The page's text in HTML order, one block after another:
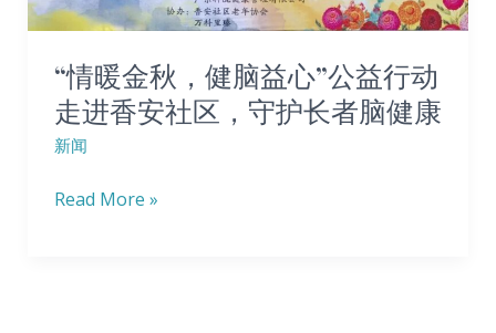
功！
“情暖金秋，健脑益心”公益行动
走进香安社区，守护长者脑健康
新闻
脑
心”
公
益
动
Read More »